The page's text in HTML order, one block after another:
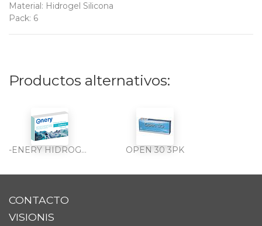
Material : Hidrogel Silicona
Pack: 6
Productos alternativos:
-ENERY HIDROGEL SILICONA 6PK OPEN 30 3PK
CONTACTO
VISIONIS